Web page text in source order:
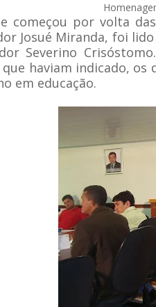
começou por volta
Josué Miranda, foi
Severino
que haviam indicado,
em educação.